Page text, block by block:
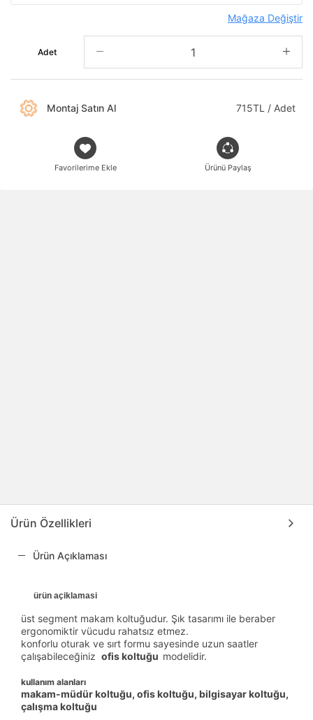
Mağaza Değiştir
Adet
Montaj Satın Al 715TL / Adet
Favorilerime Ekle Ürünü Paylaş
Ürün Özellikleri
Ürün Açıklaması
ürün açiklamasi
üst segment makam koltuğudur. Şık tasarımı ile beraber
ergonomiktir vücudu rahatsız etmez.
konforlu oturak ve sırt formu sayesinde uzun saatler
çalışabileceğiniz ofis koltuğu modelidir.
kullanım alanları
makam-müdür koltuğu, ofis koltuğu, bilgisayar koltuğu,
çalışma koltuğu